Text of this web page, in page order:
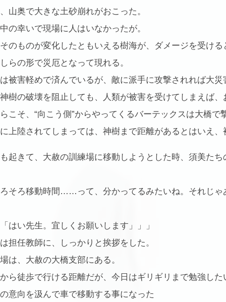
山奥で大きな土砂崩れがおこった。
の幸いで現場に人はいなかったが。
のものが変化したともいえる樹海が、ダメージを受け
らの形で災厄となって現れる。
被害軽めで済んでいるが、敵に派手に攻撃されれば大
樹の破壊を阻止しても、人類が被害を受けてしまえば
こそ、“向こう側”からやってくるバーテックスは大橋で
上陸されてしまっては、神樹まで距離があるとはいえ
起きて、大赦の訓練場に移動しようとした時、須美た
そろ移動時間……って、分かってるみたいね。それじゃ
はい先生。宜しくお願いします」」」
担任教師に、しっかりと挨拶をした。
は、大赦の大橋支部にある。
ら徒歩で行ける距離だが、今日はギリギリまで勉強した
意向を汲んで車で移動する事になった